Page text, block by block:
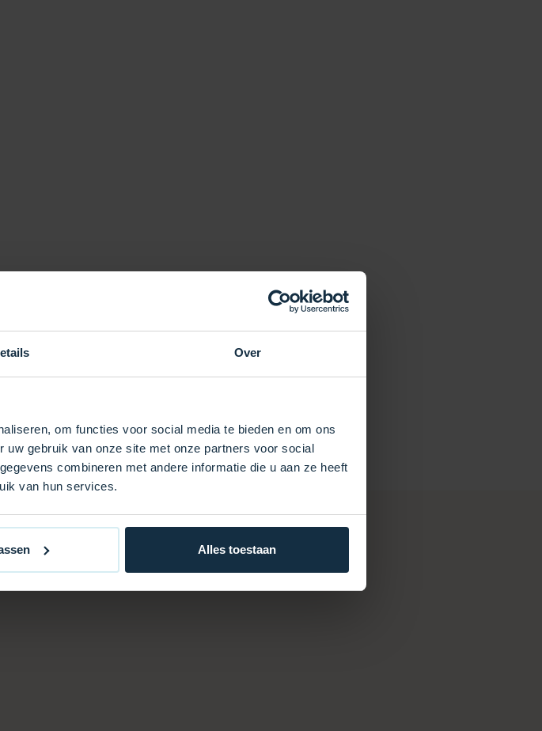
Over
om functies voor social media te bieden en om ons
gebruik van onze site met onze partners voor social
combineren met andere informatie die u aan ze heeft
van hun services.
Alles toestaan